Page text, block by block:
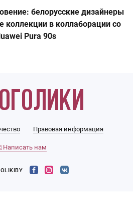
белорусские дизайнеры
коллекции в коллаборации со
Pura 90s
Правовая информация
Написать нам